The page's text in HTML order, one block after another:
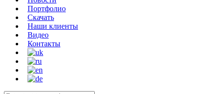
Портфолио
Скачать
Наши клиенты
Видео
Контакты